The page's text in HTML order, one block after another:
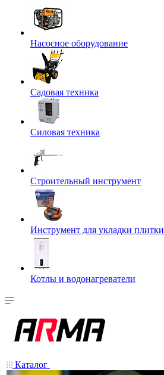
Насосное оборудование
Садовая техника
Силовая техника
Строительный инструмент
Инструмент для укладки плитки
Котлы и водонагреватели
Каталог